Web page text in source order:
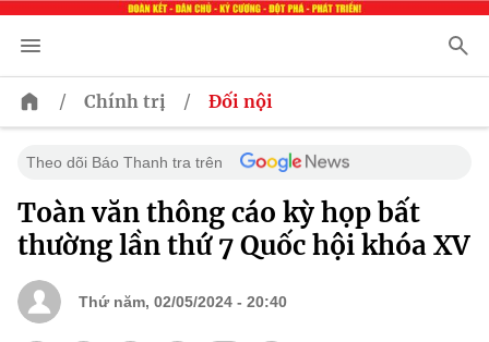
/ Chính trị / Đối nội
Theo dõi Báo Thanh tra trên
Toàn văn thông cáo kỳ họp bất
thường lần thứ 7 Quốc hội khóa XV
Thứ năm, 02/05/2024 - 20:40